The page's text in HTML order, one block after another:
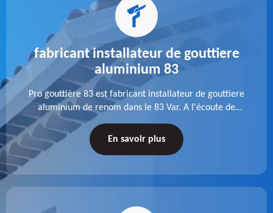
fabricant installateur de gouttiere
aluminium 83
Pro gouttière 83 est fabricant installateur de gouttiere
aluminium de renom dans le 83 Var. A l'écoute de
chaque besoin, notre équipe veille à réaliser des
gouttières performantes, durables et à la hauteur de
En savoir plus